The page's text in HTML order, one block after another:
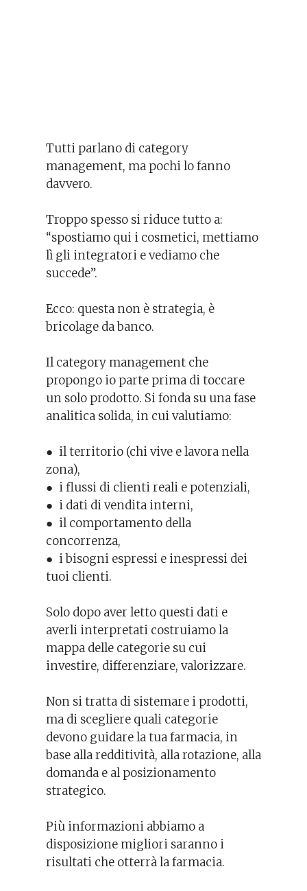
Tutti parlano di category
management, ma pochi lo fanno
davvero.
Troppo spesso si riduce tutto a:
“spostiamo qui i cosmetici, mettiamo
lì gli integratori e vediamo che
succede”.
Ecco: questa non è strategia, è
bricolage da banco.
Il category management che
propongo io parte prima di toccare
un solo prodotto. Si fonda su una fase
analitica solida, in cui valutiamo:
● il territorio (chi vive e lavora nella
zona),
● i flussi di clienti reali e potenziali,
● i dati di vendita interni,
● il comportamento della
concorrenza,
● i bisogni espressi e inespressi dei
tuoi clienti.
Solo dopo aver letto questi dati e
averli interpretati costruiamo la
mappa delle categorie su cui
investire, differenziare, valorizzare.
Non si tratta di sistemare i prodotti,
ma di scegliere quali categorie
devono guidare la tua farmacia, in
base alla redditività, alla rotazione, alla
domanda e al posizionamento
strategico.
Più informazioni abbiamo a
disposizione migliori saranno i
risultati che otterrà la farmacia.